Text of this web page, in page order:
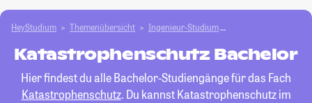
HeyStudium Themenübersicht Ingenieur-Studium
Katastrophenschutz Bachelor
Hier findest du alle Bachelor-Studiengänge für das Fach
Katastrophenschutz. Du kannst Katastrophenschutz im